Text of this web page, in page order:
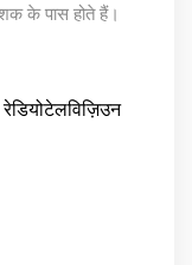
के पास होते हैं।